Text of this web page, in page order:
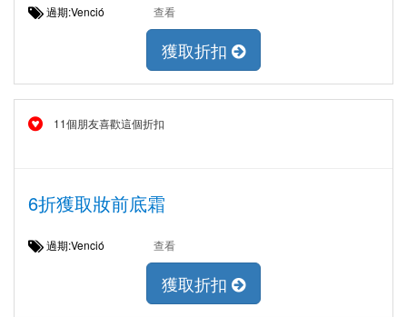
過期:Venció 查看
獲取折扣
11個朋友喜歡這個折扣
6折獲取妝前底霜
過期:Venció 查看
獲取折扣